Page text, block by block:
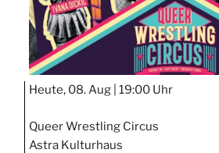
Heute, 08. Aug | 19:00 Uhr
Queer Wrestling Circus
Astra Kulturhaus